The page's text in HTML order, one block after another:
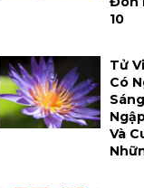
10
Tử
Có
Và